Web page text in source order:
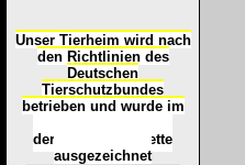
Unser Tierheim wird nach
den Richtlinien des
Deutschen
Tierschutzbundes
betrieben und wurde im
der
Tierheimplakette
ausgezeichnet